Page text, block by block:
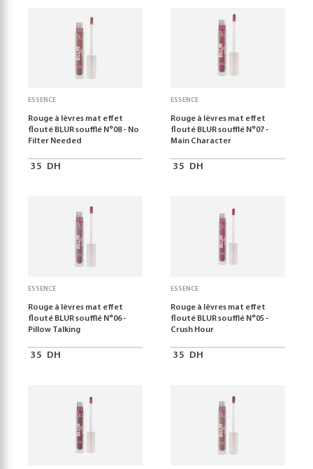
ESSENCE
Rouge à lèvres mat effet
flouté BLUR soufflé N°08 - No
Filter Needed
35 DH
ESSENCE
Rouge à lèvres mat effet
flouté BLUR soufflé N°07 -
Main Character
35 DH
ESSENCE
Rouge à lèvres mat effet
flouté BLUR soufflé N°06 -
Pillow Talking
35 DH
ESSENCE
Rouge à lèvres mat effet
flouté BLUR soufflé N°05 -
Crush Hour
35 DH